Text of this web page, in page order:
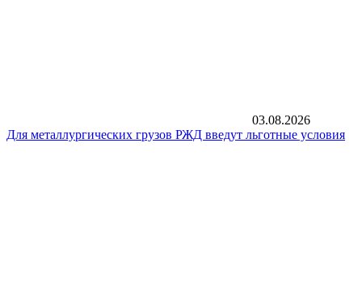
03.08.2026
Для металлургических грузов РЖД введут льготные условия